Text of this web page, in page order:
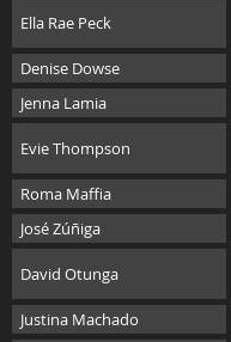
Ella Rae Peck
Denise Dowse
Jenna Lamia
Evie Thompson
Roma Maffia
José Zúñiga
David Otunga
Justina Machado